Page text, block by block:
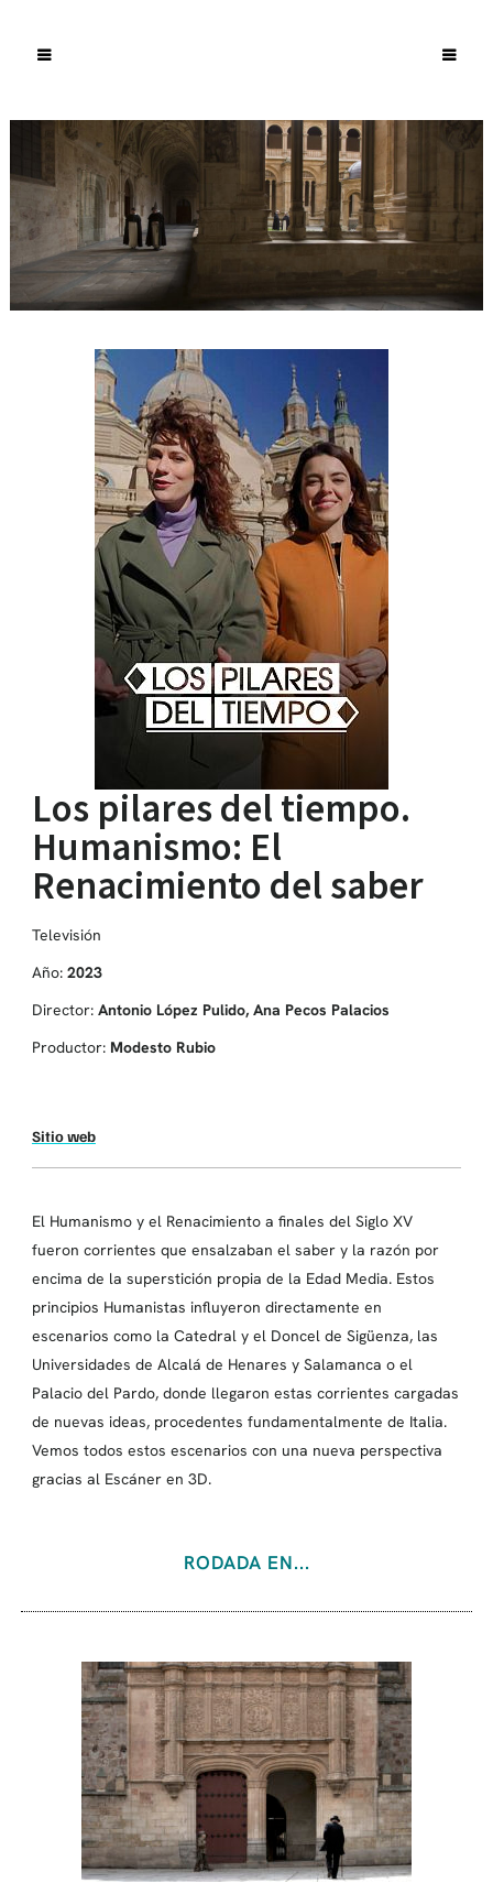
Los pilares del tiempo.
Humanismo: El
Renacimiento del saber
Televisión
Año: 2023
Director: Antonio López Pulido, Ana Pecos Palacios
Productor: Modesto Rubio
Sitio web
El Humanismo y el Renacimiento a finales del Siglo XV
fueron corrientes que ensalzaban el saber y la razón por
encima de la superstición propia de la Edad Media. Estos
principios Humanistas influyeron directamente en
escenarios como la Catedral y el Doncel de Sigüenza, las
Universidades de Alcalá de Henares y Salamanca o el
Palacio del Pardo, donde llegaron estas corrientes cargadas
de nuevas ideas, procedentes fundamentalmente de Italia.
Vemos todos estos escenarios con una nueva perspectiva
gracias al Escáner en 3D.
RODADA EN...